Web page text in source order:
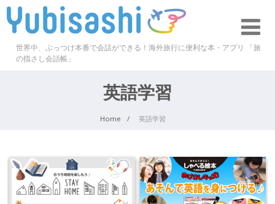
世界中、ぶっつけ本番で会話ができる！海外旅行に便利な本・アプリ 「旅
の指さし会話帳」
英語学習
Home 英語学習